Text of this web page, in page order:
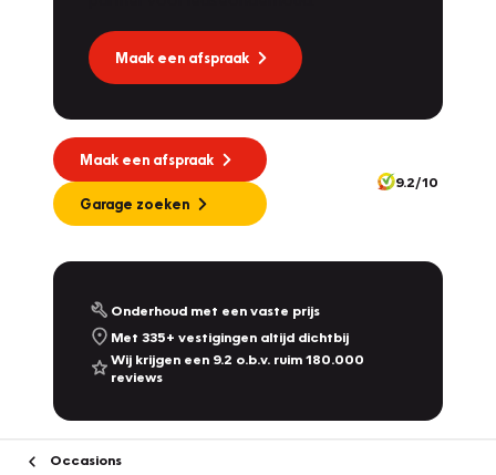
Maak een afspraak
Maak een afspraak
Garage zoeken
9.2/10
Onderhoud met een vaste prijs
Met 335+ vestigingen altijd dichtbij
Wij krijgen een 9.2 o.b.v. ruim 180.000
reviews
Occasions